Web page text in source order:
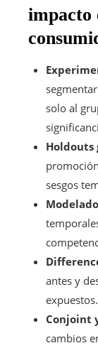
impacto
solo al
Holdouts
sesgos
antes y
expuestos.
Conjoint
cambios